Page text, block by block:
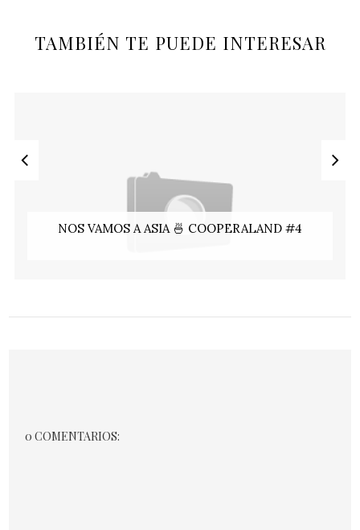
TAMBIÉN TE PUEDE INTERESAR
NOS VAMOS A ASIA 🍜 COOPERALAND #4
0 COMENTARIOS: